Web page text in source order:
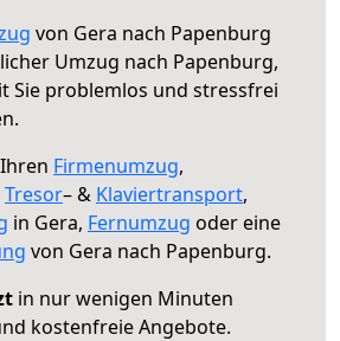
von Gera nach Papenburg
Umzug nach Papenburg,
Sie problemlos und stressfrei
Firmenumzug,
Tresor– & Klaviertransport,
in Gera, Fernumzug oder eine
von Gera nach Papenburg.
in nur wenigen Minuten
kostenfreie Angebote.